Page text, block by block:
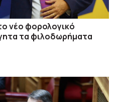
νέο φορολογικό
τα φιλοδωρήματα